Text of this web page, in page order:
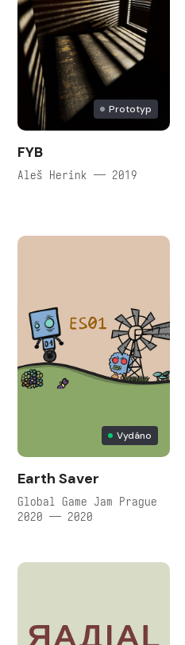
Prototyp
FYB
Aleš Herink — 2019
Vydáno
Earth Saver
Global Game Jam Prague
2020 — 2020